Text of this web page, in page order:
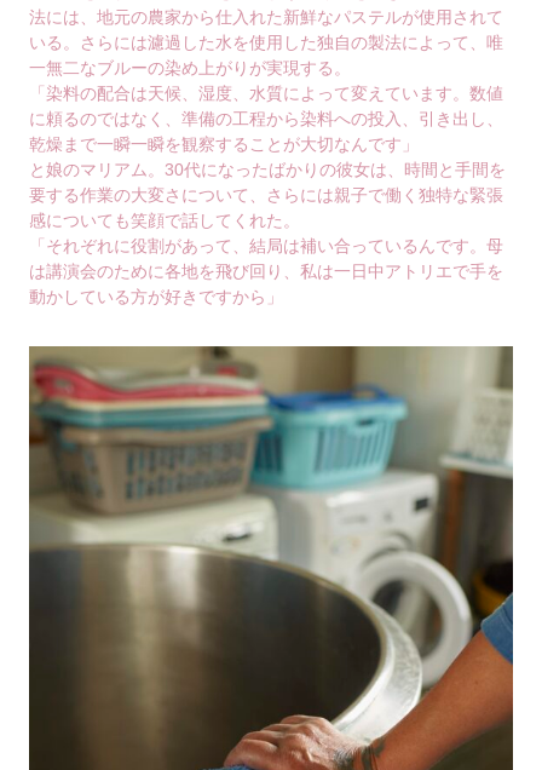
法には、地元の農家から仕入れた新鮮なパステルが使用されて
いる。さらには濾過した水を使用した独自の製法によって、唯
一無二なブルーの染め上がりが実現する。
「染料の配合は天候、湿度、水質によって変えています。数値
に頼るのではなく、準備の工程から染料への投入、引き出し、
乾燥まで一瞬一瞬を観察することが大切なんです」
と娘のマリアム。30代になったばかりの彼女は、時間と手間を
要する作業の大変さについて、さらには親子で働く独特な緊張
感についても笑顔で話してくれた。
「それぞれに役割があって、結局は補い合っているんです。母
は講演会のために各地を飛び回り、私は一日中アトリエで手を
動かしている方が好きですから」